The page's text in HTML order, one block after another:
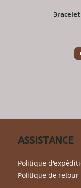
ASSISTANCE
Politique
Politique de retour